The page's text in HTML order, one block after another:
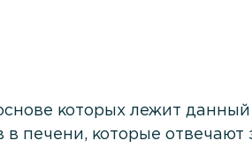
которых лежит
печени, которые